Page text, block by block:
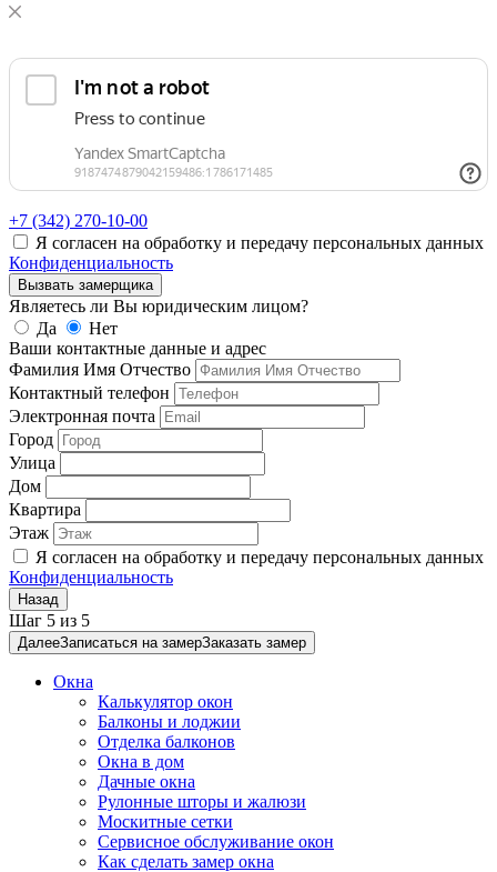
+7 (342) 270-10-00
Я согласен на обработку и передачу персональных данных
Конфиденциальность
Вызвать замерщика
Являетесь ли Вы юридическим лицом?
Да
Нет
Ваши контактные данные и адрес
Фамилия Имя Отчество
Контактный телефон
Электронная почта
Город
Улица
Дом
Квартира
Этаж
Я согласен на обработку и передачу персональных данных
Конфиденциальность
Назад
Шаг 5 из 5
ДалееЗаписаться на замерЗаказать замер
Окна
Калькулятор окон
Балконы и лоджии
Отделка балконов
Окна в дом
Дачные окна
Рулонные шторы и жалюзи
Москитные сетки
Сервисное обслуживание окон
Как сделать замер окна